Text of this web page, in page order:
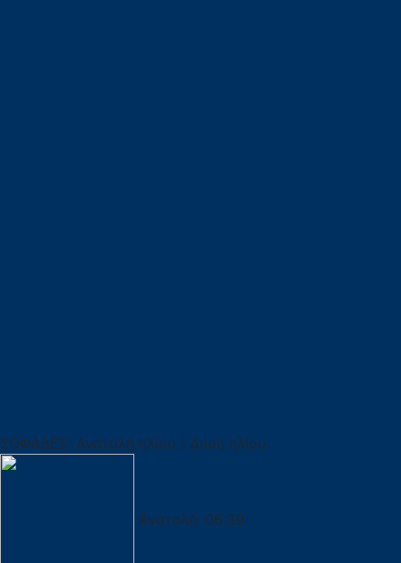
ΣΟΦΑΔΕΣ: Ανατολή ηλίου / Δύση ηλίου
Ανατολή: 06:39